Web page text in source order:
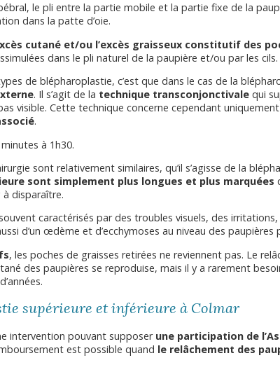
le pli entre la partie mobile et la partie fixe de la
dans la patte d’oie.
cutané et/ou l’excès graisseux constitutif des
dans le pli naturel de la paupière et/ou par les cils.
de blépharoplastie, c’est que dans le cas de la
. Il s’agit de la technique transconjonctivale qui
visible. Cette technique concerne cependant uniquement
.
à 1h30.
sont relativement similaires, qu’il s’agisse de la
sont simplement plus longues et plus marquées
disparaître.
caractérisés par des troubles visuels, des
d’un œdème et d’ecchymoses au niveau des
, les poches de graisses retirées ne reviennent pas. Le
des paupières se reproduise, mais il y a rarement
supérieure et inférieure à Colmar
intervention pouvant supposer une participation de
est possible quand le relâchement des